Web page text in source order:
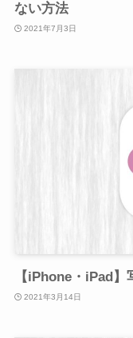
ない方法
2021年7月3日
【iPhone・iPad
2021年3月14日